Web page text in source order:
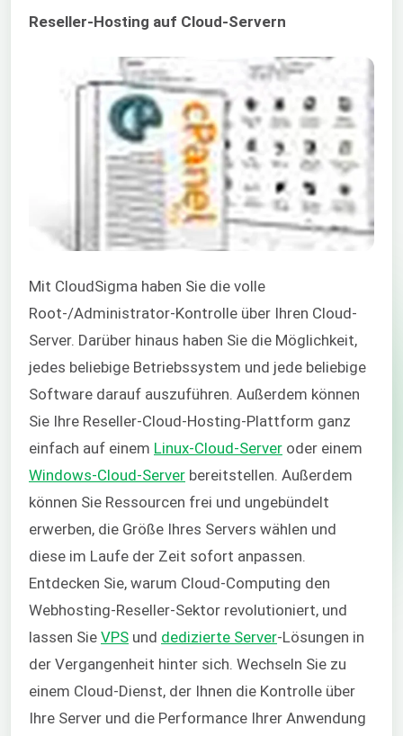
Reseller-Hosting auf Cloud-Servern
Mit CloudSigma haben Sie die volle
Root-/Administrator-Kontrolle über Ihren Cloud-
Server. Darüber hinaus haben Sie die Möglichkeit,
jedes beliebige Betriebssystem und jede beliebige
Software darauf auszuführen. Außerdem können
Sie Ihre Reseller-Cloud-Hosting-Plattform ganz
einfach auf einem Linux-Cloud-Server oder einem
Windows-Cloud-Server bereitstellen. Außerdem
können Sie Ressourcen frei und ungebündelt
erwerben, die Größe Ihres Servers wählen und
diese im Laufe der Zeit sofort anpassen.
Entdecken Sie, warum Cloud-Computing den
Webhosting-Reseller-Sektor revolutioniert, und
lassen Sie VPS und dedizierte Server-Lösungen in
der Vergangenheit hinter sich. Wechseln Sie zu
einem Cloud-Dienst, der Ihnen die Kontrolle über
Ihre Server und die Performance Ihrer Anwendung